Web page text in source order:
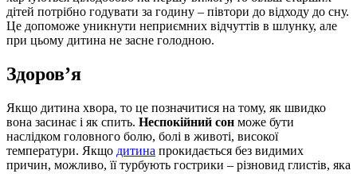
дітей потрібно годувати за годину – півтори до відходу до сну.
Це допоможе уникнути неприємних відчуттів в шлунку, але
при цьому дитина не засне голодною.
Здоров’я
Якщо дитина хвора, то це позначитися на тому, як швидко
вона засинає і як спить. Неспокійний сон може бути
наслідком головного болю, болі в животі, високої
температури. Якщо дитина прокидається без видимих
причин, можливо, її турбують гострики – різновид глистів, яка